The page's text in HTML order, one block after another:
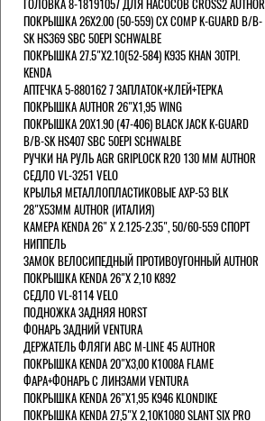
ГОЛОВКА 8-18191057 ДЛЯ НАСОСОВ CROSS2 AUTHOR
ПОКРЫШКА 26X2.00 (50-559) CX COMP K-GUARD B/B-
SK HS369 SBC 50EPI SCHWALBE
ПОКРЫШКА 27.5"Х2.10(52-584) K935 KHAN 30TPI.
KENDA
АПТЕЧКА 5-880162 7 ЗАПЛАТОК+КЛЕЙ+ТЕРКА
ПОКРЫШКА AUTHOR 26"Х1,95 WING
ПОКРЫШКА 20X1.90 (47-406) BLACK JACK K-GUARD
B/B-SK HS407 SBC 50EPI SCHWALBE
РУЧКИ НА РУЛЬ AGR GRIPLOCK R20 130 ММ AUTHOR
СЕДЛО VL-3251 VELO
КРЫЛЬЯ МЕТАЛЛОПЛАСТИКОВЫЕ AXP-53 BLK
28"Х53ММ AUTHOR (ИТАЛИЯ)
КАМЕРА KENDA 26" Х 2.125-2.35", 50/60-559 СПОРТ
НИППЕЛЬ
ЗАМОК ВЕЛОСИПЕДНЫЙ ПРОТИВОУГОННЫЙ AUTHOR
ПОКРЫШКА KENDA 26"Х 2,10 K892
СЕДЛО VL-8114 VELO
ПОДНОЖКА ЗАДНЯЯ HORST
ФОНАРЬ ЗАДНИЙ VENTURA
ДЕРЖАТЕЛЬ ФЛЯГИ АВС M-LINE 45 AUTHOR
ПОКРЫШКА KENDA 20"Х3,00 K1008A FLAME
ФАРА+ФОНАРЬ С ЛИНЗАМИ VENTURA
ПОКРЫШКА KENDA 26"Х1,95 K946 KLONDIKE
ПОКРЫШКА KENDA 27,5"Х 2,10K1080 SLANT SIX PRO